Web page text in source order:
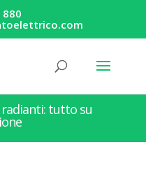
880
radianti: tutto su